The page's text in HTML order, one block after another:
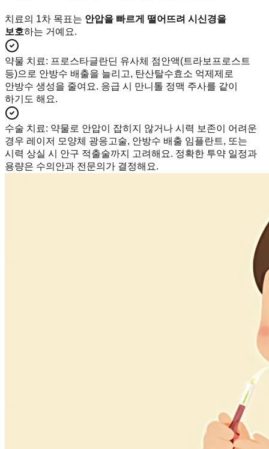
치료의 1차 목표는 안압을 빠르게 떨어뜨려 시신경을
보호하는 거예요.
약물 치료: 프로스타글란딘 유사체 점안액(트라보프로스트
등)으로 안방수 배출을 늘리고, 탄산탈수효소 억제제로
안방수 생성을 줄여요. 응급 시 만니톨 정맥 주사를 같이
하기도 해요.
수술 치료: 약물로 안압이 잡히지 않거나 시력 보존이 어려운
경우 레이저 모양체 광응고술, 안방수 배출 임플란트, 또는
시력 상실 시 안구 적출술까지 고려해요. 정확한 투약 일정과
용량은 수의안과 전문의가 결정해요.